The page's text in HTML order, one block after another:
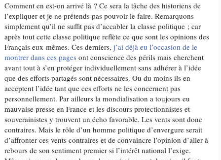
Comment en est-on arrivé là ? Ce sera la tâche des historiens de
l’expliquer et je ne prétends pas pouvoir le faire. Remarquons
simplement qu’il ne suffit pas d’accabler la classe politique ; car
après tout cette classe politique reflète ce que sont les opinions des
Français eux-mêmes. Ces derniers,j’ai déjà eu l’occasion de le
montrer dans ces pages ont conscience des périls mais cherchent
avant tout à s’en protéger individuellement sans adhérer à l’idée
que des efforts partagés sont nécessaires. Ou du moins ils en
acceptent l’idée tant que ces efforts ne les concernent pas
personnellement. Par ailleurs la mondialisation a toujours eu
mauvaise presse en France et les discours protectionnistes et
souverainistes y trouvent un écho favorable. Les vents sont donc
contraires. Mais le rôle d’un homme politique d’envergure serait
d’affronter ces vents contraires et de convaincre l’opinion d’aller à
rebours de son sentiment premier si l’intérêt national l’exige.